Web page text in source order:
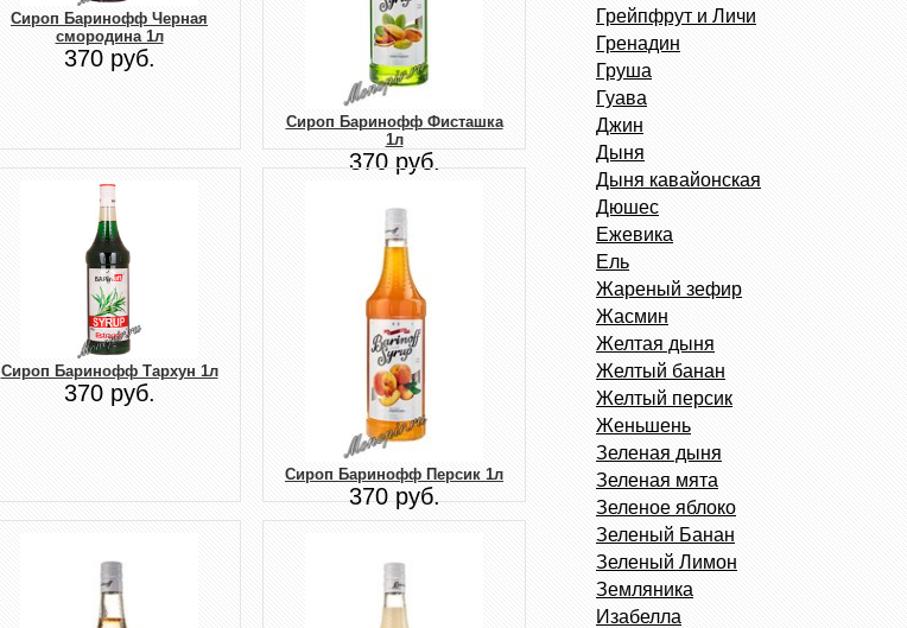
Сироп Баринофф Черная
смородина 1л
370 руб.
Сироп Баринофф Фисташка
1л
370 руб.
Сироп Баринофф Тархун 1л
370 руб.
Сироп Баринофф Персик 1л
370 руб.
Грейпфрут и Личи
Гренадин
Груша
Гуава
Джин
Дыня
Дыня кавайонская
Дюшес
Ежевика
Ель
Жареный зефир
Жасмин
Желтая дыня
Желтый банан
Желтый персик
Женьшень
Зеленая дыня
Зеленая мята
Зеленое яблоко
Зеленый Банан
Зеленый Лимон
Земляника
Изабелла